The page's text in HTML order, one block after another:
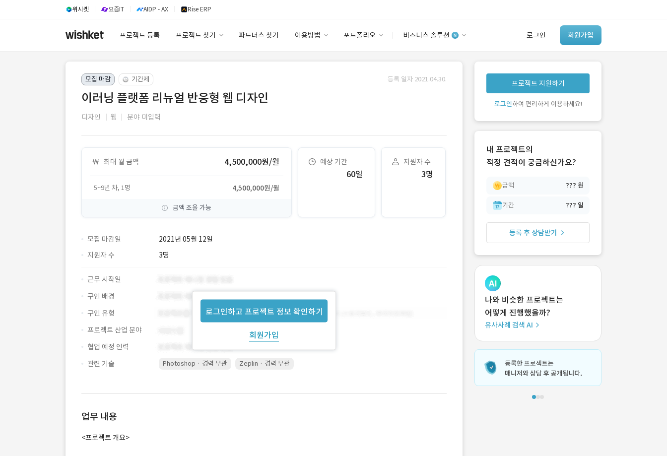
위시켓 요즘IT AIDP - AX Rise ERP
프로젝트 등록 프로젝트 찾기 파트너스 찾기 이용방법 포트폴리오 비즈니스 솔루션 로그인 회원가입
안심 코드 케어
유사사례 검색 AI
‘이런 거’ 만들어본
개발 회사 있어?
모집 마감 기간제 등록 일자 2021.04.30.
이러닝 플랫폼 리뉴얼 반응형 웹 디자인
디자인 웹 분야 미입력
최대 월 금액 4,500,000원/월
5~9년 차, 1명 4,500,000원/월
금액 조율 가능
예상 기간
60일
지원자 수
3명
모집 마감일
2021년 05월 12일
지원자 수
3명
로그인하고 프로젝트 정보 확인하기
회원가입
근무 시작일
구인 배경
구인 유형
프로젝트 산업 분야
협업 예정 인력
관련 기술
Photoshop · 경력 무관 Zeplin · 경력 무관
업무 내용
<프로젝트 개요>
프로젝트 지원하기
로그인하여 편리하게 이용하세요!
내 프로젝트의
적정 견적이 궁금하신가요?
금액 ??? 원
기간 ??? 일
등록 후 상담받기
나와 비슷한 프로젝트는
어떻게 진행했을까?
유사사례 검색 AI